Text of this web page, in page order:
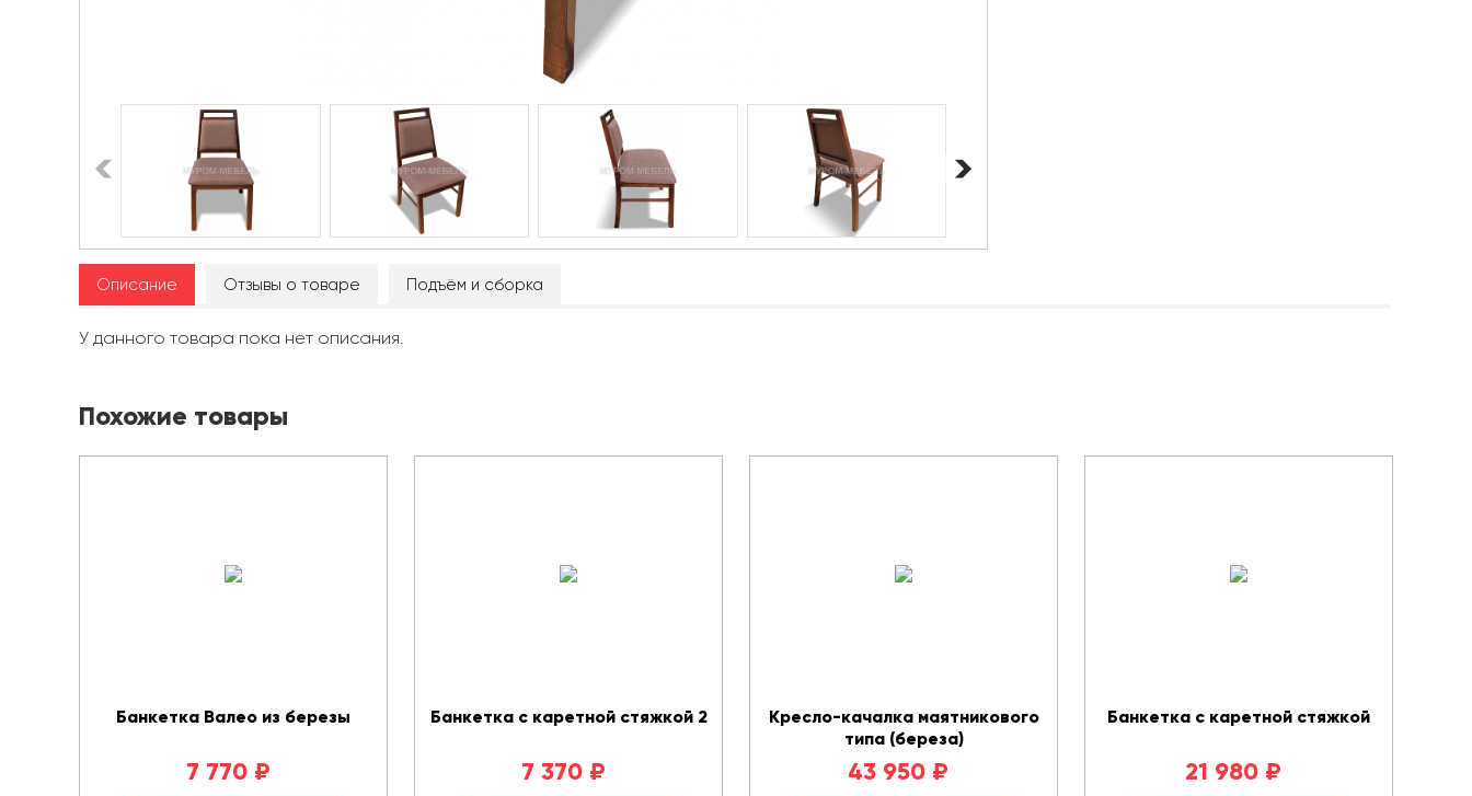
Описание Отзывы о товаре Подъём и сборка
У данного товара пока нет описания.
Похожие товары
Банкетка Валео из березы
7 770 ₽
Банкетка с каретной стяжкой 2
7 370 ₽
Кресло-качалка маятникового
типа (береза)
43 950 ₽
Банкетка с каретной стяжкой
21 980 ₽